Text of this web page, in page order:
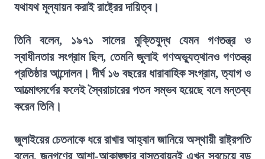
যথাযথ মূল্যায়ন করাই রাষ্ট্রের দায়িত্ব।
তিনি বলেন, ১৯৭১ সালের মুক্তিযুদ্ধ যেমন গণতন্ত্র ও
স্বাধীনতার সংগ্রাম ছিল, তেমনি জুলাই গণঅভ্যুত্থানও গণতন্ত্র
প্রতিষ্ঠার আন্দোলন। দীর্ঘ ১৬ বছরের ধারাবাহিক সংগ্রাম, ত্যাগ ও
আত্মোৎসর্গের ফলেই স্বৈরাচারের পতন সম্ভব হয়েছে বলে মন্তব্য
করেন তিনি।
জুলাইয়ের চেতনাকে ধরে রাখার আহ্বান জানিয়ে অস্থায়ী রাষ্ট্রপতি
বলেন, জনগণের আশা-আকাঙ্ক্ষার বাস্তবায়নই এখন সবচেয়ে বড়